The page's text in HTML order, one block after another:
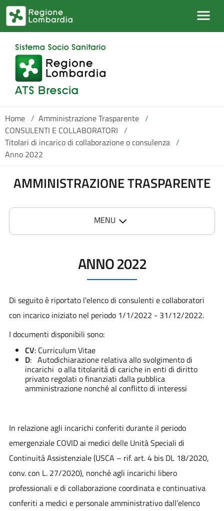
Salta al contenuto principale
Home / Amministrazione Trasparente /
CONSULENTI E COLLABORATORI /
Titolari di incarico di collaborazione o consulenza /
Anno 2022
AMMINISTRAZIONE TRASPARENTE
MENU
ANNO 2022
Di seguito è riportato l'elenco di consulenti e collaboratori
con incarico iniziato nel periodo 1/1/2022 - 31/12/2022.
I documenti disponibili sono:
CV: Curriculum Vitae
D: Autodichiarazione relativa allo svolgimento di
incarichi o alla titolarità di cariche in enti di diritto
privato regolati o finanziati dalla pubblica
amministrazione nonché al conflitto di interessi
In relazione agli incarichi conferiti durante il periodo
emergenziale COVID ai medici delle Unità Speciali di
Continuità Assistenziale (USCA – rif. art. 4 bis DL 18/2020,
conv. con L. 27/2020), nonché agli incarichi libero
professionali e di collaborazione coordinata e continuativa
conferiti a medici e personale amministrativo dall’elenco